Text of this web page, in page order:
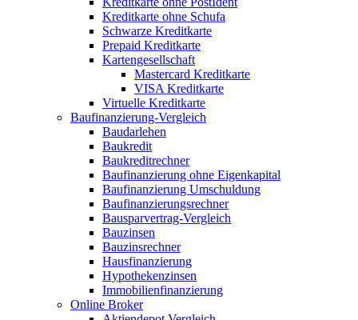
Kreditkarte ohne Schufa
Schwarze Kreditkarte
Prepaid Kreditkarte
Kartengesellschaft
Mastercard Kreditkarte
VISA Kreditkarte
Virtuelle Kreditkarte
Baufinanzierung-Vergleich
Baudarlehen
Baukredit
Baukreditrechner
Baufinanzierung ohne Eigenkapital
Baufinanzierung Umschuldung
Baufinanzierungsrechner
Bausparvertrag-Vergleich
Bauzinsen
Bauzinsrechner
Hausfinanzierung
Hypothekenzinsen
Immobilienfinanzierung
Online Broker